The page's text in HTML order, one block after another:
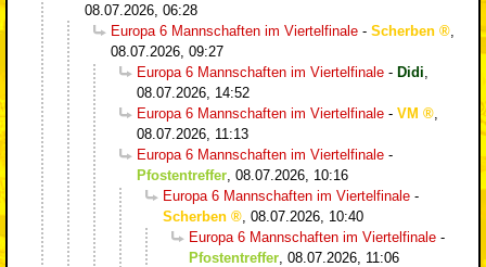
08.07.2026, 06:28
Europa 6 Mannschaften im Viertelfinale - Scherben
08.07.2026, 09:27
Europa 6 Mannschaften im Viertelfinale - Didi
08.07.2026, 14:52
Europa 6 Mannschaften im Viertelfinale - VM
08.07.2026, 11:13
Europa 6 Mannschaften im Viertelfinale -
Pfostentreffer 08.07.2026, 10:16
Europa 6 Mannschaften im Viertelfinale -
Scherben
08.07.2026, 10:40
Europa 6 Mannschaften im Viertelfinale -
Pfostentreffer 08.07.2026, 11:06